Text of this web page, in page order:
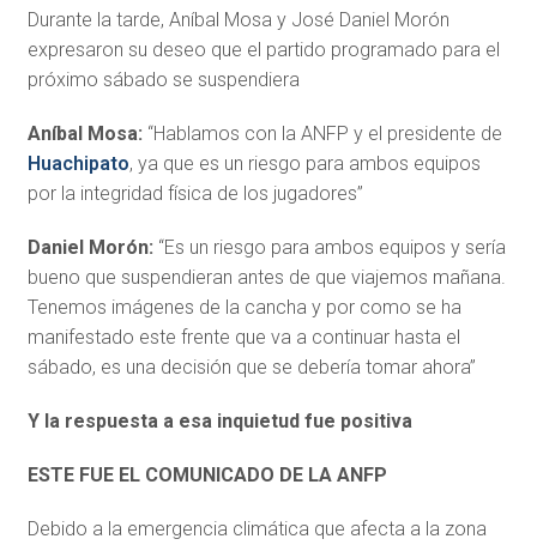
Durante la tarde, Aníbal Mosa y José Daniel Morón
expresaron su deseo que el partido programado para el
próximo sábado se suspendiera
Aníbal Mosa: “Hablamos con la ANFP y el presidente de
Huachipato, ya que es un riesgo para ambos equipos
por la integridad física de los jugadores”
Daniel Morón: “Es un riesgo para ambos equipos y sería
bueno que suspendieran antes de que viajemos mañana.
Tenemos imágenes de la cancha y por como se ha
manifestado este frente que va a continuar hasta el
sábado, es una decisión que se debería tomar ahora”
Y la respuesta a esa inquietud fue positiva
ESTE FUE EL COMUNICADO DE LA ANFP
Debido a la emergencia climática que afecta a la zona